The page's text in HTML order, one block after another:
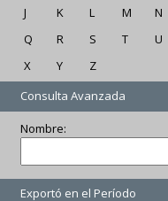
J
K L M N
Q
R S T U
X
Y
Z
Consulta Avanzada
Nombre:
Exportó en el Período